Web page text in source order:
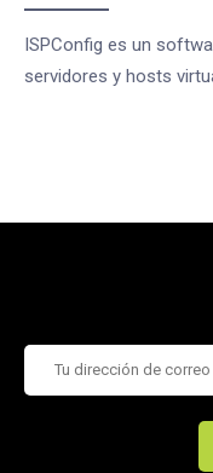
ISPConfig es un
servidores y hosts